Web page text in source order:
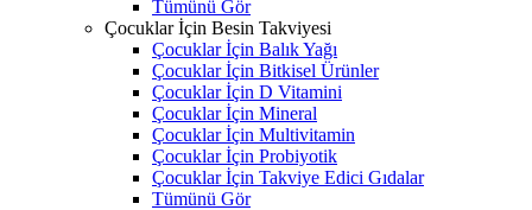
Tümünü Gör
Çocuklar İçin Besin Takviyesi
Çocuklar İçin Balık Yağı
Çocuklar İçin Bitkisel Ürünler
Çocuklar İçin D Vitamini
Çocuklar İçin Mineral
Çocuklar İçin Multivitamin
Çocuklar İçin Probiyotik
Çocuklar İçin Takviye Edici Gıdalar
Tümünü Gör